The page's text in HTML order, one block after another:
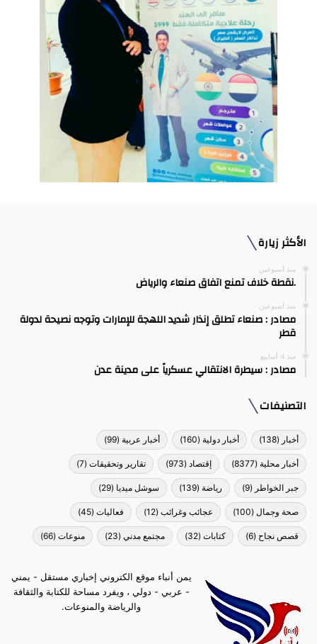
الأكثر زيارة
منذ أسبوعين
.نقطة خلاف تمنع اتفاق صنعاء والرياض
منذ أسبوعين
مصادر : صنعاء تطلق إنذار شديد اللهجة للإمارات وتوجه نصيحة لدولة
قطر
منذ 4 أسابيع
مصادر : سيطرة الانتقالي عسكرياً على مدينة عدن
التصنيفات
أخبار (138) أخبار دولية (160) أخبار عربية (99)
أخبار محلية (8377) إقتصاد (973) تقارير وتحقيقات (7)
جبر الخواطر (9) رياضة (139) سوشل ميديا (29)
صحة وجمال (100) عجائب وغرائب (12) فعاليات (45)
قصص نجاح (6) كتابات (32) مجتمع مدني (23) منوعات (66)
يمن أنباء موقع الكتروني إخباري مستقل - يمني
- عربي - دولي ، ويفرد مساحة للكتابة والثقافة
والرياضة والمنوعات.